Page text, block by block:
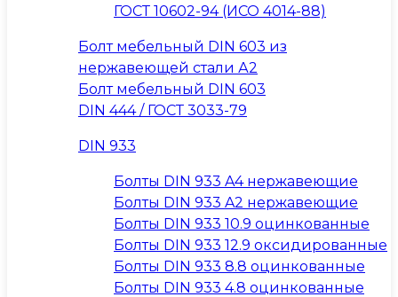
ГОСТ 10602-94 (ИСО 4014-88)
Болт мебельный DIN 603 из
нержавеющей стали А2
Болт мебельный DIN 603
DIN 444 / ГОСТ 3033-79
DIN 933
Болты DIN 933 A4 нержавеющие
Болты DIN 933 A2 нержавеющие
Болты DIN 933 10.9 оцинкованные
Болты DIN 933 12.9 оксидированные
Болты DIN 933 8.8 оцинкованные
Болты DIN 933 4.8 оцинкованные